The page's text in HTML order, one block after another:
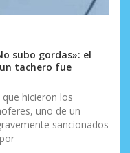
subo gordas»: el
tachero fue
hicieron los
uno de un
sancionados